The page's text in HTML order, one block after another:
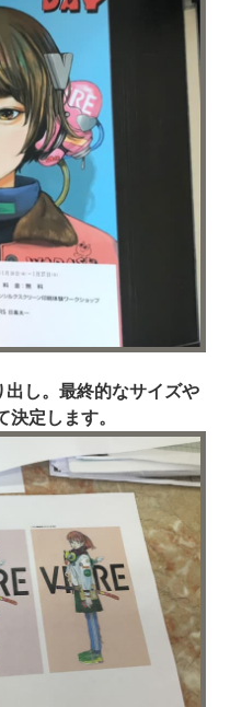
出し。最終的なサイズや
決定します。